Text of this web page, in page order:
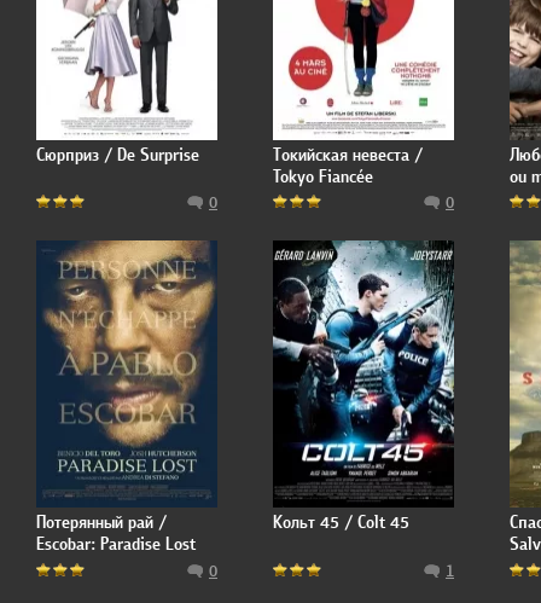
Сюрприз / De Surprise
0
Токийская невеста /
Tokyo Fiancée
0
ou
Потерянный рай /
Escobar: Paradise Lost
0
Кольт 45 / Colt 45
1